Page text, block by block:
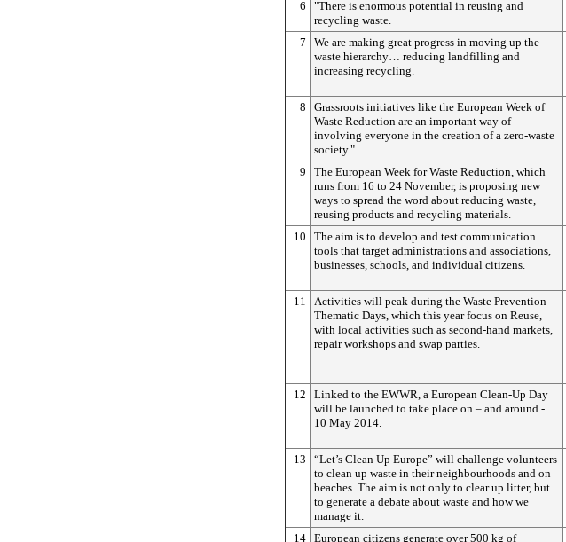
6
"There is enormous potential in reusing and
recycling waste.
7
We are making great progress in moving up the
waste hierarchy… reducing landfilling and
increasing recycling.
8
Grassroots initiatives like the European Week of
Waste Reduction are an important way of
involving everyone in the creation of a zero-waste
society."
9
The European Week for Waste Reduction, which
runs from 16 to 24 November, is proposing new
ways to spread the word about reducing waste,
reusing products and recycling materials.
10
The aim is to develop and test communication
tools that target administrations and associations,
businesses, schools, and individual citizens.
11
Activities will peak during the Waste Prevention
Thematic Days, which this year focus on Reuse,
with local activities such as second-hand markets,
repair workshops and swap parties.
12
Linked to the EWWR, a European Clean-Up Day
will be launched to take place on – and around -
10 May 2014.
13
“Let’s Clean Up Europe” will challenge volunteers
to clean up waste in their neighbourhoods and on
beaches. The aim is not only to clear up litter, but
to generate a debate about waste and how we
manage it.
14 European citizens generate over 500 kg of